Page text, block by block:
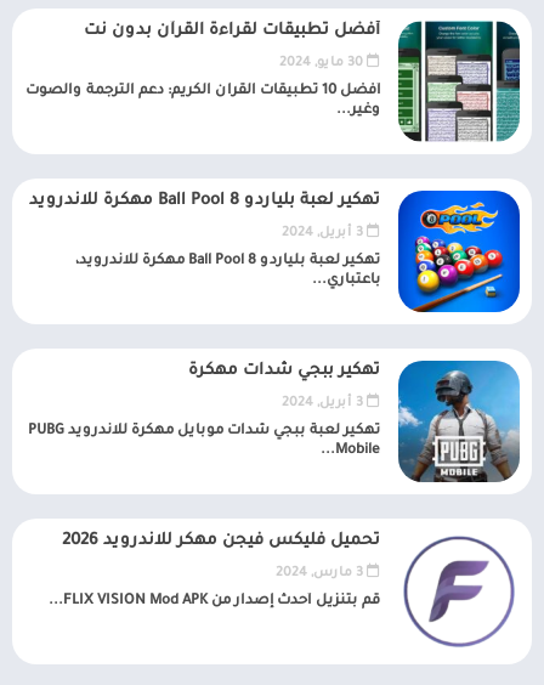
أفضل تطبيقات لقراءة القرآن بدون نت
أفضل 10 تطبيقات القرآن الكريم: دعم الترجمة والصوت
وغير...
تهكير لعبة بلياردو Ball Pool 8 مهكرة للاندرويد
تهكير لعبة بلياردو Ball Pool 8 مهكرة للاندرويد،
باعتباري...
تهكير ببجي شدات مهكرة
تهكير لعبة ببجي شدات موبايل مهكرة للاندرويد PUBG
Mobile...
تحميل فليكس فيجن مهكر للاندرويد 2026
قم بتنزيل أحدث إصدار من FLIX VISION Mod APK...